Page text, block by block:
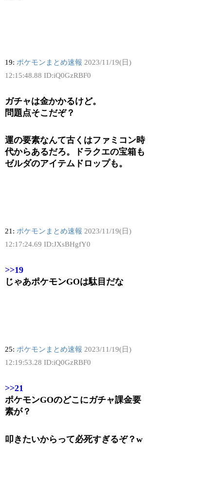
19: ポケモンまとめ速報 2023/11/19(日)
12:15:48.88 ID:iQ0GzRBF0
ガチャは金かかるけど。
問題点そこだぞ？
運の要素なんて古くはファミコン時
代からあるだろ。ドラクエの宝箱も
ゼルダのアイテムドロップも。
21: ポケモンまとめ速報 2023/11/19(日)
12:17:24.69 ID:JXsBHgfY0
>>19
じゃあポケモンGOは駄目だな
25: ポケモンまとめ速報 2023/11/19(日)
12:19:53.28 ID:iQ0GzRBF0
>>21
ポケモンGOのどこにガチャ課金要
素が？
叩きたいからって必死すぎるぞ？w